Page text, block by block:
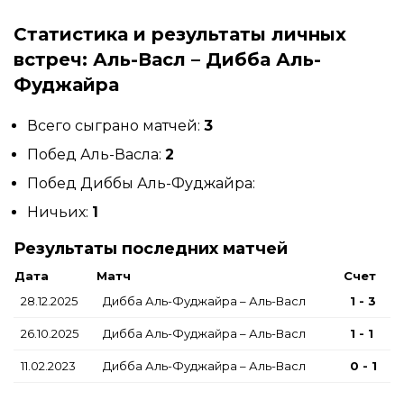
Статистика и результаты личных
встреч: Аль-Васл – Дибба Аль-
Фуджайра
Всего сыграно матчей: 3
Побед Аль-Васла: 2
Побед Диббы Аль-Фуджайра:
Ничьих: 1
Результаты последних матчей
Дата Матч
Счет
28.12.2025
Дибба Аль-Фуджайра – Аль-Васл 1 - 3
26.10.2025 Дибба Аль-Фуджайра – Аль-Васл 1 - 1
11.02.2023 Дибба Аль-Фуджайра – Аль-Васл 0 - 1